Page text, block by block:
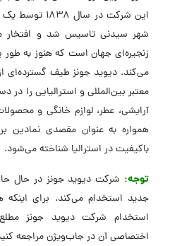
این شرکت در
شهر سیدنی تاسیس شد و افتخار
زنجیره‌ای جهان است که هنوز به طور
می‌کند. دیوید جونز طیف گسترده‌ای
معتبر بین‌المللی و استرالیایی را در
آرایشی، عطر، لوازم خانگی و
همواره به عنوان مقصدی نمادین
باکیفیت در استرالیا شناخته می‌شود.
توجه:
جدید استخدام می‌کند. برای
استخدام شرکت دیوید جونز
اختصاصی آن در جاب‌ویژن مراجعه